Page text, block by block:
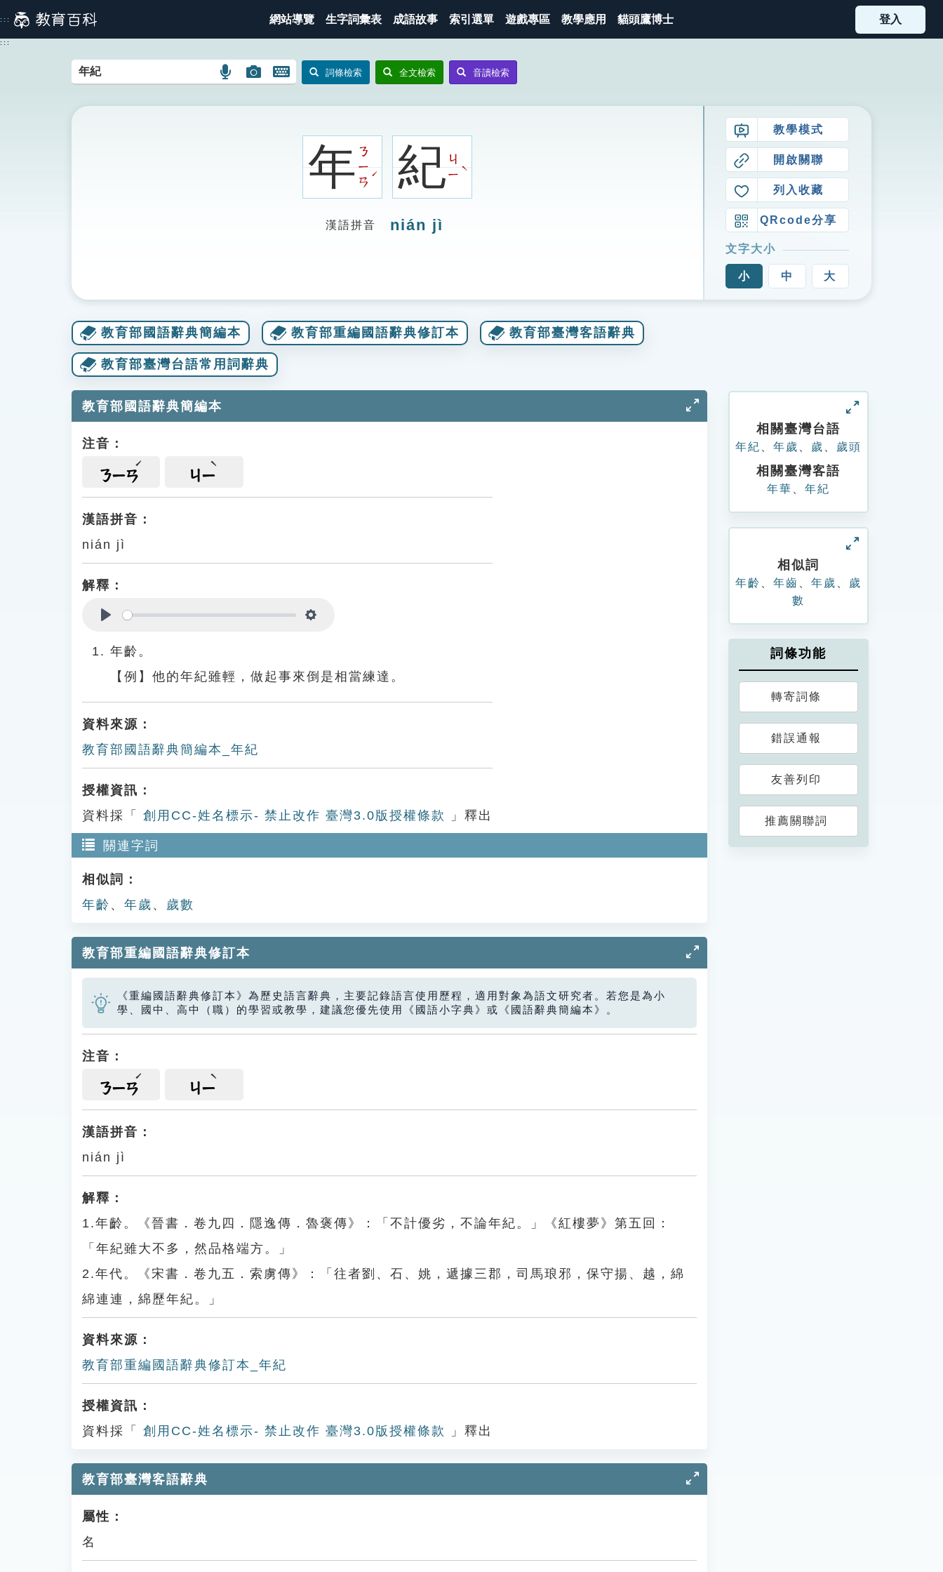
到
主
::: 網站導覽 生字詞彙表 成語故事 索引選單 遊戲專區 教學應用 貓頭鷹博士 登入
:::
語
搜
圖
搜
開
鍵
詞條檢索 全文檢索 音讀檢索
年ㄋ
ㄧ
ㄢ
ˊ 紀ㄐ
ㄧ
ˋ
漢語拼音 nián jì
教學模式
開啟關聯
列入收藏
QRcode分享
文字大小
小 中 大
教育部國語辭典簡編本 教育部重編國語辭典修訂本 教育部臺灣客語辭典
教育部臺灣台語常用詞辭典
教育部國語辭典簡編本
注音：
ㄋㄧㄢ ㄐㄧ
漢語拼音：
nián jì
解釋：
年齡。
【例】他的年紀雖輕，做起事來倒是相當練達。
資料來源：
教育部國語辭典簡編本_年紀
授權資訊：
資料採「
創用CC-姓名標示- 禁止改作 臺灣3.0版授權條款 」釋出
關連字詞
相似詞：
年齡 、 年歲 、 歲數
教育部重編國語辭典修訂本
《重編國語辭典修訂本》為歷史語言辭典，主要記錄語言使用歷程，適用對象為語文研究者。若您是為小
學、國中、高中（職）的學習或教學，建議您優先使用《國語小字典》或《國語辭典簡編本》。
注音：
ㄋㄧㄢ ㄐㄧ
漢語拼音：
nián jì
解釋：
1.年齡。《晉書．卷九四．隱逸傳．魯褒傳》：「不計優劣，不論年紀。」《紅樓夢》第五回：
「年紀雖大不多，然品格端方。」
2.年代。《宋書．卷九五．索虜傳》：「往者劉、石、姚，遞據三郡，司馬琅邪，保守揚、越，綿
綿連連，綿歷年紀。」
資料來源：
教育部重編國語辭典修訂本_年紀
授權資訊：
資料採「
創用CC-姓名標示- 禁止改作 臺灣3.0版授權條款 」釋出
教育部臺灣客語辭典
屬性：
名
相關臺灣台語
年紀 年歲 歲 歲頭
相關臺灣客語
年華 年紀
相似詞
年齡 年齒 年歲
歲
數
詞條功能
轉寄詞條
錯誤通報
友善列印
推薦關聯詞